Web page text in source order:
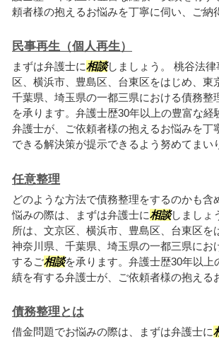
頼者様の抱えるお悩みを丁寧に伺い、ご納
民事再生（個人再生）
まずは弁護士に相談しましょう。 桃谷法
区、横浜市、豊島区、台東区をはじめ、東
千葉県、埼玉県の一都三県における債務整
を承ります。弁護士歴30年以上の豊富な経
弁護士が、ご依頼者様の抱えるお悩みを丁
できる解決策が提示できるよう努めてまい
任意整理
どのような方法で債務整理をするのかも含
悩みの際は、まずは弁護士に相談しましょ
所は、文京区、横浜市、豊島区、台東区を
神奈川県、千葉県、埼玉県の一都三県にお
するご相談を承ります。弁護士歴30年以上
績を有する弁護士が、ご依頼者様の抱える
債務整理とは
借金問題でお悩みの際は、まずは弁護士に